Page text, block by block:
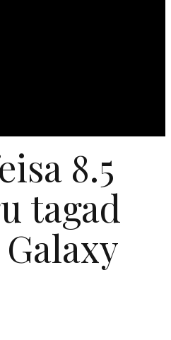
8.5
tagad